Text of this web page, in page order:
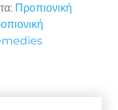
Προπιονική